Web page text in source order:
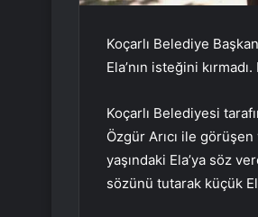
Koçarlı Belediye
Ela’nın isteğini
Koçarlı Belediyesi
Özgür Arıcı ile
yaşındaki Ela’ya söz
sözünü tutarak küçük